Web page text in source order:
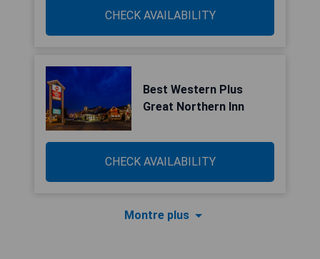
CHECK AVAILABILITY
Best Western Plus
Great Northern Inn
CHECK AVAILABILITY
Montre plus